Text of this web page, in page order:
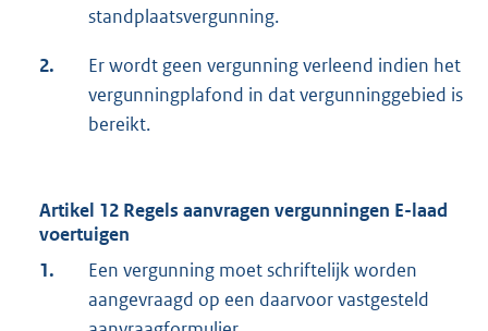
standplaatsvergunning.
2.
Er wordt geen vergunning verleend indien het
vergunningplafond in dat vergunninggebied is
bereikt.
Artikel 12 Regels aanvragen vergunningen E-laad
voertuigen
1.
Een vergunning moet schriftelijk worden
aangevraagd op een daarvoor vastgesteld